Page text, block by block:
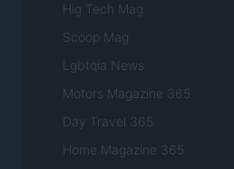
Hig Tech Mag
Scoop Mag
Lgbtqia News
Motors Magazine 365
Day Travel 365
Home Magazine 365